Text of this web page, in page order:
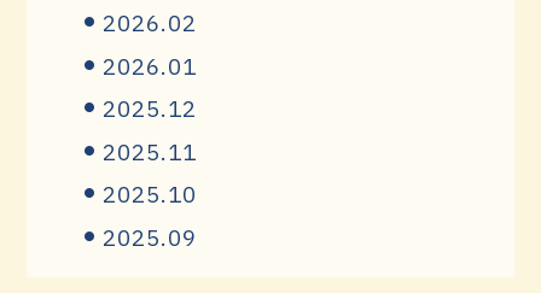
2026.02
2026.01
2025.12
2025.11
2025.10
2025.09